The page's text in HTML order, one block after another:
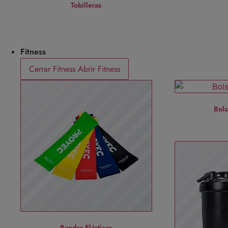
Tobilleras
Fitness
Cerrar Fitness Abrir Fitness